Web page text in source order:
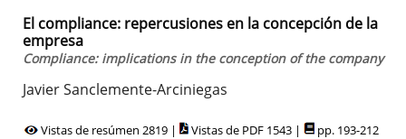
El compliance: repercusiones en la concepción de la
empresa
Compliance: implications in the conception of the company
Javier Sanclemente-Arciniegas
Vistas de resúmen 2819 | Vistas de PDF 1543 | pp. 193-212